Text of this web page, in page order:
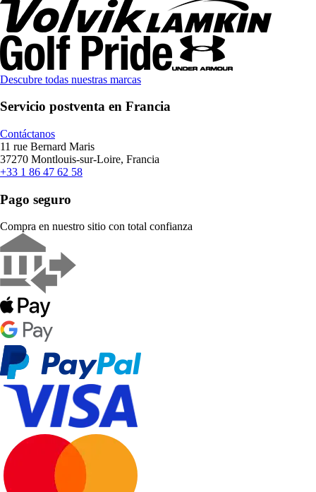
Descubre todas nuestras marcas
Servicio postventa en Francia
Contáctanos
11 rue Bernard Maris
37270 Montlouis-sur-Loire, Francia
+33 1 86 47 62 58
Pago seguro
Compra en nuestro sitio con total confianza